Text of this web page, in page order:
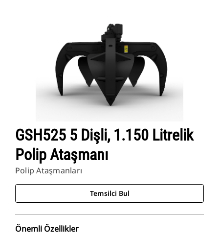
GSH525 5 Dişli, 1.150 Litrelik
Polip Ataşmanı
Polip Ataşmanları
Temsilci Bul
Önemli Özellikler